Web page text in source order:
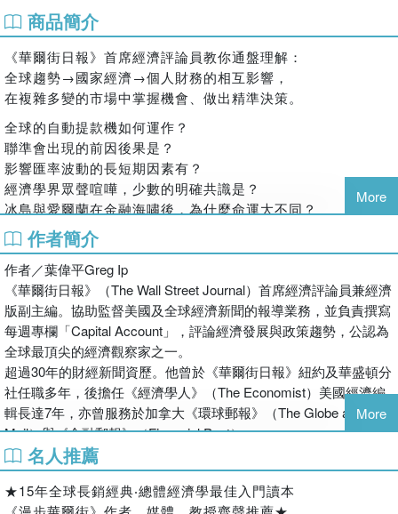
商品簡介
《華爾街日報》首席經濟評論員教你通盤理解：
全球趨勢→國家經濟→個人財務的相互影響，
在複雜多變的市場中掌握機會、做出精準決策。
全球的自動提款機如何運作？
聯準會出現的前因後果是？
影響匯率波動的長短期因素有？
經濟學界眾聲喧嘩，少數的明確共識是？
冰島與愛爾蘭在金融海嘯後，為什麼命運大不同？
金融界的青少年是指？
作者葉偉平從小在退休經濟學家母親的薰陶下，零用錢跟著通
膨連動。後具有經濟和新聞雙重專業，在超過三十年的財經新
聞歷練中，擅長為沉悶、艱澀的總經知識降低門檻，協助你從
財經迷霧中，撥雲見日：從總體經濟角度，解釋人們、企業與
政府之間的互動。讓你看懂國際經濟情勢，判讀市場訊號並重
新規畫財富和人生。
●看懂國家經濟是否成功、企業是否值得投資
短期來看，通膨和利率、消費者支出和企業信心都很重要。長
期來看，國家經濟繁榮取決於人口、資本、創意是否正確排列
組合。
●追蹤經濟成長可觀察四大主要支出類別
把經濟比喻成一架飛機，四部引擎分別是：消費、企業、政府
More
作者簡介
作者／葉偉平Greg Ip
《華爾街日報》（The Wall Street Journal）首席經濟評論員兼經濟
版副主編。協助監督美國及全球經濟新聞的報導業務，並負責撰寫
每週專欄「Capital Account」，評論經濟發展與政策趨勢，公認為
全球最頂尖的經濟觀察家之一。
超過30年的財經新聞資歷。他曾於《華爾街日報》紐約及華盛頓分
社任職多年，後擔任《經濟學人》（The Economist）美國經濟編
輯長達7年，亦曾服務於加拿大《環球郵報》（The Globe and
Mail）與《金融郵報》（Financial Post）。
他在新聞領域表現卓越。2002年任職之《華爾街日報》編採團隊，
因對911恐怖攻擊事件的傑出報導，共同榮獲普立茲獎（Pulitzer
Prize）。2022年，因對華盛頓事務的深度報導，獲得華盛頓專業
More
名人推薦
★15年全球長銷經典‧總體經濟學最佳入門讀本